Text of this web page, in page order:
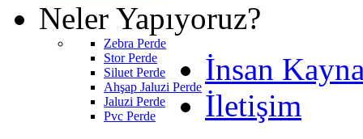
Neler Yapıyoruz?
Zebra Perde
Stor Perde
Siluet Perde
Ahşap Jaluzi Perde
Jaluzi Perde
Pvc Perde
İnsan
İletişim